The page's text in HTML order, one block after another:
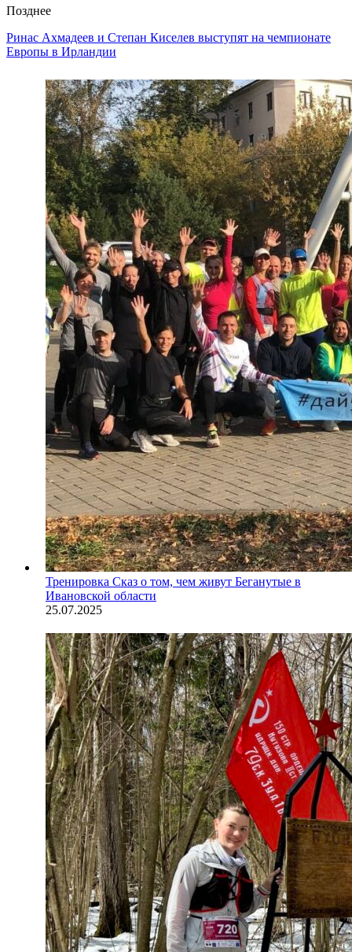
Позднее
Ринас Ахмадеев и Степан Киселев выступят на чемпионате
Европы в Ирландии
Тренировка Сказ о том, чем живут Беганутые в
Ивановской области
25.07.2025